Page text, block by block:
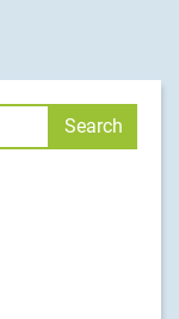
Search